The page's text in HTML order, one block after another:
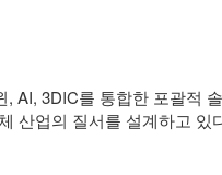
AI, 3DIC를 통합한 포괄적
산업의 질서를 설계하고 있